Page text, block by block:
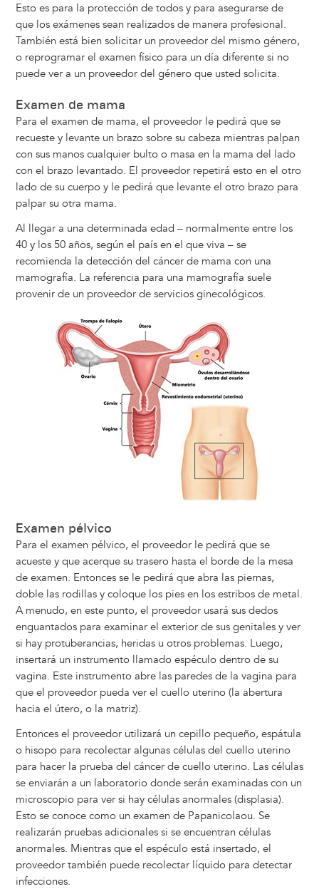
Esto es para la protección de todos y para asegurarse de
que los exámenes sean realizados de manera profesional.
También está bien solicitar un proveedor del mismo género,
o reprogramar el examen físico para un día diferente si no
puede ver a un proveedor del género que usted solicita.
Examen de mama
Para el examen de mama, el proveedor le pedirá que se
recueste y levante un brazo sobre su cabeza mientras palpan
con sus manos cualquier bulto o masa en la mama del lado
con el brazo levantado. El proveedor repetirá esto en el otro
lado de su cuerpo y le pedirá que levante el otro brazo para
palpar su otra mama.
Al llegar a una determinada edad – normalmente entre los
40 y los 50 años, según el país en el que viva – se
recomienda la detección del cáncer de mama con una
mamografía. La referencia para una mamografía suele
provenir de un proveedor de servicios ginecológicos.
Examen pélvico
Para el examen pélvico, el proveedor le pedirá que se
acueste y que acerque su trasero hasta el borde de la mesa
de examen. Entonces se le pedirá que abra las piernas,
doble las rodillas y coloque los pies en los estribos de metal.
A menudo, en este punto, el proveedor usará sus dedos
enguantados para examinar el exterior de sus genitales y ver
si hay protuberancias, heridas u otros problemas. Luego,
insertará un instrumento llamado espéculo dentro de su
vagina. Este instrumento abre las paredes de la vagina para
que el proveedor pueda ver el cuello uterino (la abertura
hacia el útero, o la matriz).
Entonces el proveedor utilizará un cepillo pequeño, espátula
o hisopo para recolectar algunas células del cuello uterino
para hacer la prueba del cáncer de cuello uterino. Las células
se enviarán a un laboratorio donde serán examinadas con un
microscopio para ver si hay células anormales (displasia).
Esto se conoce como un examen de Papanicolaou. Se
realizarán pruebas adicionales si se encuentran células
anormales. Mientras que el espéculo está insertado, el
proveedor también puede recolectar líquido para detectar
infecciones.